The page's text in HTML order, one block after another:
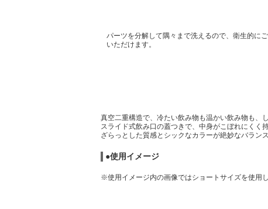
パーツを分解して隅々まで洗えるので、衛生的に
いただけます。
真空二重構造で、冷たい飲み物も温かい飲み物も、
スライド式飲み口の蓋つきで、中身がこぼれにくく
ざらっとした質感とシックなカラーが絶妙なバラン
●使用イメージ
※使用イメージ内の画像ではショートサイズを使用し